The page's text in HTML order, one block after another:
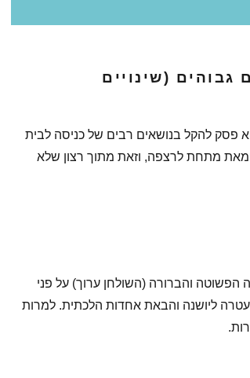
גבוהים (שינויים
פסק להקל בנושאים רבים של כניסה לבית
מתחת לרצפה, וזאת מתוך רצון שלא
והברורה (השולחן ערוך) על פני
ליושנה והבאת אחדות הלכתית. למרות